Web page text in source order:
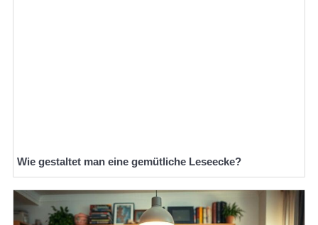
Wie gestaltet man eine gemütliche Leseecke?